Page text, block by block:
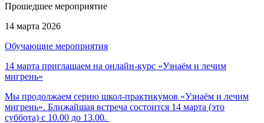
Прошедшее мероприятие
14 марта 2026
Обучающие мероприятия
14 марта приглашаем на онлайн-курс «Узнаём и лечим
мигрень»
Мы продолжаем серию школ-практикумов «Узнаём и лечим
мигрень». Ближайшая встреча состоится 14 марта (это
суббота) с 10.00 до 13.00.